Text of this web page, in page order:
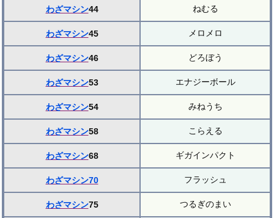
わざマシン44 ねむる
わざマシン45 メロメロ
わざマシン46 どろぼう
わざマシン53 エナジーボール
わざマシン54 みねうち
わざマシン58 こらえる
わざマシン68 ギガインパクト
わざマシン70 フラッシュ
わざマシン75 つるぎのまい